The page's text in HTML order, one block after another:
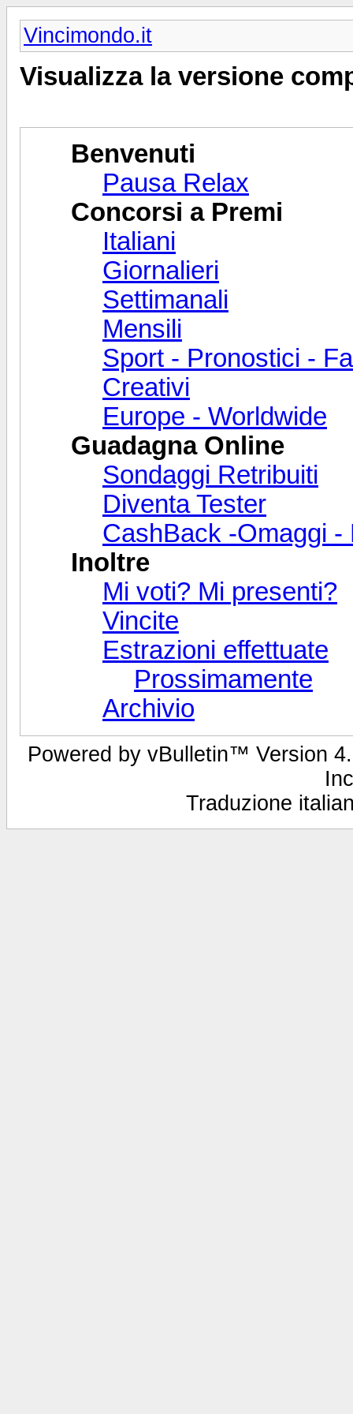
Vincimondo.it
Visualizza la versione
Benvenuti
Pausa Relax
Concorsi a Premi
Italiani
Giornalieri
Settimanali
Mensili
Sport - Pronostici -
Creativi
Europe - Worldwide
Guadagna Online
Sondaggi Retribuiti
Diventa Tester
CashBack -Omaggi
Inoltre
Mi voti? Mi presenti?
Vincite
Estrazioni effettuate
Prossimamente
Archivio
Powered by vBulletin™ Version
Traduzione